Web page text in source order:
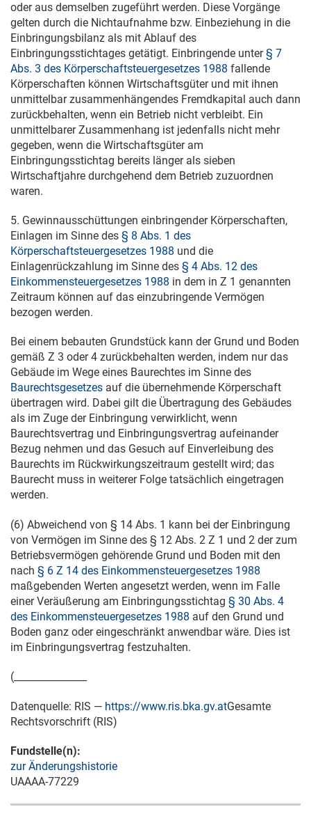
oder aus demselben zugeführt werden. Diese Vorgänge
gelten durch die Nichtaufnahme bzw. Einbeziehung in die
Einbringungsbilanz als mit Ablauf des
Einbringungsstichtages getätigt. Einbringende unter§ 7
Abs. 3 des Körperschaftsteuergesetzes 1988 fallende
Körperschaften können Wirtschaftsgüter und mit ihnen
unmittelbar zusammenhängendes Fremdkapital auch dann
zurückbehalten, wenn ein Betrieb nicht verbleibt. Ein
unmittelbarer Zusammenhang ist jedenfalls nicht mehr
gegeben, wenn die Wirtschaftsgüter am
Einbringungsstichtag bereits länger als sieben
Wirtschaftjahre durchgehend dem Betrieb zuzuordnen
waren.
5. Gewinnausschüttungen einbringender Körperschaften,
Einlagen im Sinne des § 8 Abs. 1 des
Körperschaftsteuergesetzes 1988 und die
Einlagenrückzahlung im Sinne des § 4 Abs. 12 des
Einkommensteuergesetzes 1988 in dem in Z 1 genannten
Zeitraum können auf das einzubringende Vermögen
bezogen werden.
Bei einem bebauten Grundstück kann der Grund und Boden
gemäß Z 3 oder 4 zurückbehalten werden, indem nur das
Gebäude im Wege eines Baurechtes im Sinne des
Baurechtsgesetzes auf die übernehmende Körperschaft
übertragen wird. Dabei gilt die Übertragung des Gebäudes
als im Zuge der Einbringung verwirklicht, wenn
Baurechtsvertrag und Einbringungsvertrag aufeinander
Bezug nehmen und das Gesuch auf Einverleibung des
Baurechts im Rückwirkungszeitraum gestellt wird; das
Baurecht muss in weiterer Folge tatsächlich eingetragen
werden.
(6) Abweichend von § 14 Abs. 1 kann bei der Einbringung
von Vermögen im Sinne des § 12 Abs. 2 Z 1 und 2 der zum
Betriebsvermögen gehörende Grund und Boden mit den
nach § 6 Z 14 des Einkommensteuergesetzes 1988
maßgebenden Werten angesetzt werden, wenn im Falle
einer Veräußerung am Einbringungsstichtag § 30 Abs. 4
des Einkommensteuergesetzes 1988 auf den Grund und
Boden ganz oder eingeschränkt anwendbar wäre. Dies ist
im Einbringungsvertrag festzuhalten.
(_______________
Datenquelle: RIS — https://www.ris.bka.gv.atGesamte
Rechtsvorschrift (RIS)
Fundstelle(n):
zur Änderungshistorie
UAAAA-77229